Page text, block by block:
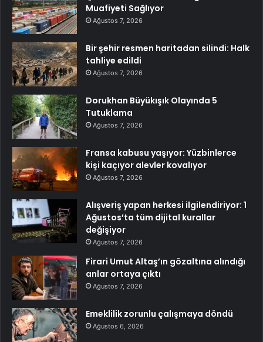
Muafiyeti Sağlıyor
Ağustos 7, 2026
Bir şehir resmen haritadan silindi: Halk
tahliye edildi
Ağustos 7, 2026
Dorukhan Büyükışık Olayında 5
Tutuklama
Ağustos 7, 2026
Fransa kabusu yaşıyor: Yüzbinlerce
kişi kaçıyor alevler kovalıyor
Ağustos 7, 2026
Alışveriş yapan herkesi ilgilendiriyor: 1
Ağustos’ta tüm dijital kurallar
değişiyor
Ağustos 7, 2026
Firari Umut Altaş’ın gözaltına alındığı
anlar ortaya çıktı
Ağustos 7, 2026
Emeklilik zorunlu çalışmaya döndü
Ağustos 6, 2026